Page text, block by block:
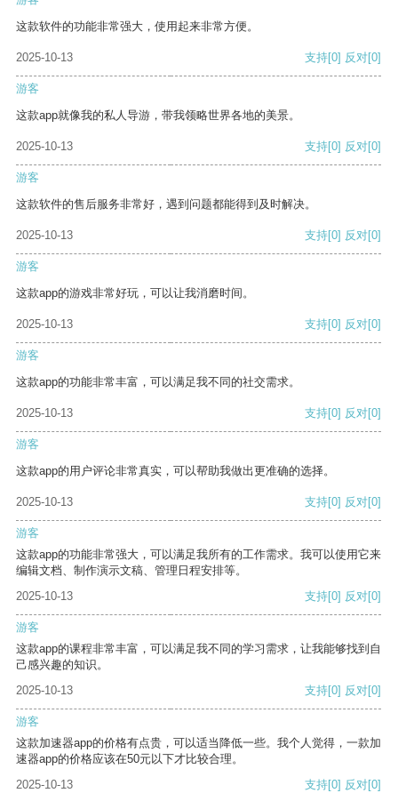
这款软件的功能非常强大，使用起来非常方便。
2025-10-13 支持[0] 反对[0]
游客
这款app就像我的私人导游，带我领略世界各地的美景。
2025-10-13 支持[0] 反对[0]
游客
这款软件的售后服务非常好，遇到问题都能得到及时解决。
2025-10-13 支持[0] 反对[0]
游客
这款app的游戏非常好玩，可以让我消磨时间。
2025-10-13 支持[0] 反对[0]
游客
这款app的功能非常丰富，可以满足我不同的社交需求。
2025-10-13 支持[0] 反对[0]
游客
这款app的用户评论非常真实，可以帮助我做出更准确的选择。
2025-10-13 支持[0] 反对[0]
游客
这款app的功能非常强大，可以满足我所有的工作需求。我可以使用它来
编辑文档、制作演示文稿、管理日程安排等。
2025-10-13
支持[0] 反对[0]
游客
这款app的课程非常丰富，可以满足我不同的学习需求，让我能够找到自
己感兴趣的知识。
2025-10-13
支持[0] 反对[0]
游客
这款加速器app的价格有点贵，可以适当降低一些。我个人觉得，一款加
速器app的价格应该在50元以下才比较合理。
2025-10-13
支持[0] 反对[0]